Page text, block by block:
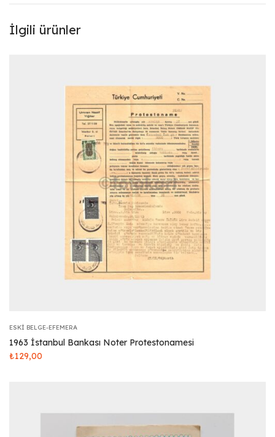
İlgili ürünler
ESKI BELGE-EFEMERA
1963 İstanbul Bankası Noter Protestonamesi
₺129,00